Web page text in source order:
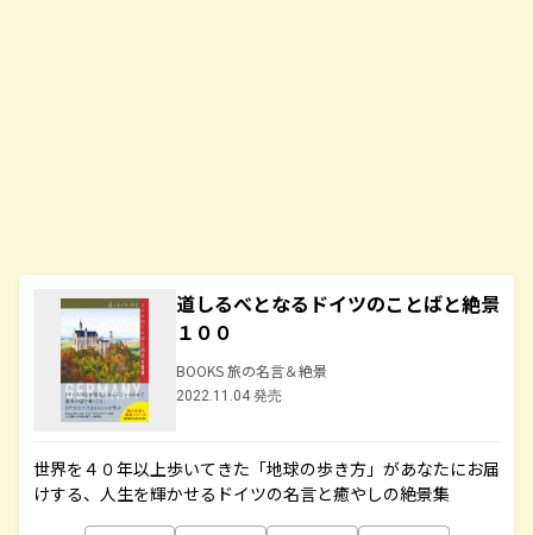
道しるべとなるドイツのことばと絶景
１００
BOOKS 旅の名言＆絶景
2022.11.04 発売
世界を４０年以上歩いてきた「地球の歩き方」があなたにお届
けする、人生を輝かせるドイツの名言と癒やしの絶景集